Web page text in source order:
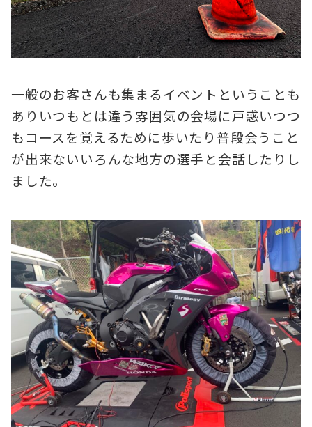
一般のお客さんも集まるイベントということも
ありいつもとは違う雰囲気の会場に戸惑いつつ
もコースを覚えるために歩いたり普段会うこと
が出来ないいろんな地方の選手と会話したりし
ました。